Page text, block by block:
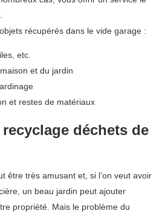
récupérés dans le vide garage :
etc.
et du jardin
et restes de matériaux
déchets de
être très amusant et, si l’on veut avoir
un beau jardin peut ajouter
propriété. Mais le problème du